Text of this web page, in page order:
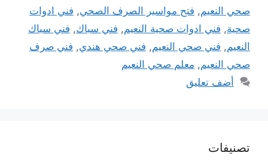
صحي النعيم, فتح مواسير الصرف الصحي, فني ادوات
صحية, فني ادوات صحية النعيم, فني سباك, فني سباك
النعيم, فني صحي النعيم, فني صحي هندي, فني صرف
صحي النعيم, معلم صحي النعيم
أضف تعليق
تصنيفات